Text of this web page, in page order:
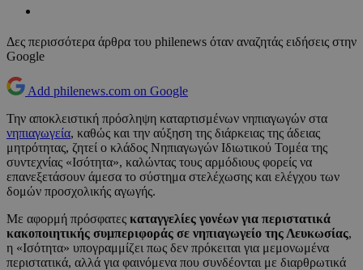
Δες περισσότερα άρθρα του philenews όταν αναζητάς ειδήσεις στην
Google
Add philenews.com on Google
Την αποκλειστική πρόσληψη καταρτισμένων νηπιαγωγών στα
νηπιαγωγεία, καθώς και την αύξηση της διάρκειας της άδειας
μητρότητας, ζητεί ο κλάδος Νηπιαγωγών Ιδιωτικού Τομέα της
συντεχνίας «Ισότητα», καλώντας τους αρμόδιους φορείς να
επανεξετάσουν άμεσα το σύστημα στελέχωσης και ελέγχου των
δομών προσχολικής αγωγής.
Με αφορμή πρόσφατες καταγγελίες γονέων για περιστατικά
κακοποιητικής συμπεριφοράς σε νηπιαγωγείο της Λευκωσίας,
η «Ισότητα» υπογραμμίζει πως δεν πρόκειται για μεμονωμένα
περιστατικά, αλλά για φαινόμενα που συνδέονται με διαρθρωτικά